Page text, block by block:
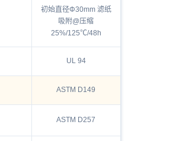
初始直径Φ30mm 滤纸
吸附@压缩
25%/125℃/48h
UL 94
ASTM D149
ASTM D257